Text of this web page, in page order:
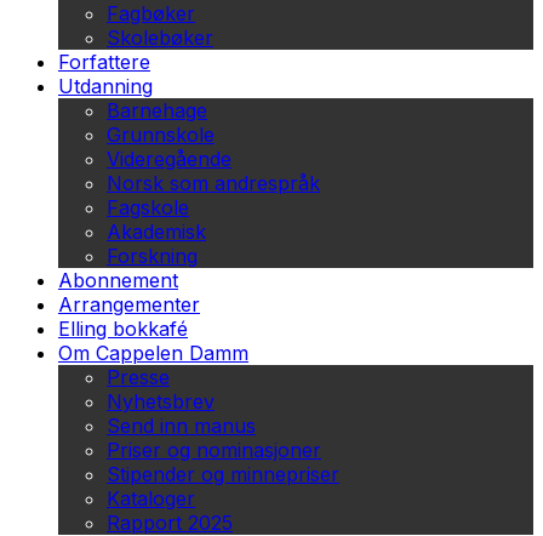
Fagbøker
Skolebøker
Forfattere
Utdanning
Barnehage
Grunnskole
Videregående
Norsk som andrespråk
Fagskole
Akademisk
Forskning
Abonnement
Arrangementer
Elling bokkafé
Om Cappelen Damm
Presse
Nyhetsbrev
Send inn manus
Priser og nominasjoner
Stipender og minnepriser
Kataloger
Rapport 2025